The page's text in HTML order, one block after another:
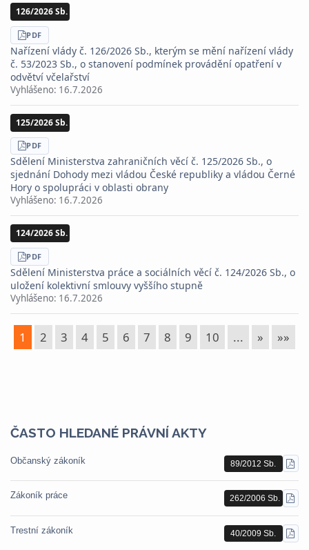
126/2026 Sb.
STÁHNOUT
PDF
Nařízení vlády č. 126/2026 Sb., kterým se mění nařízení vlády
č. 53/2023 Sb., o stanovení podmínek provádění opatření v
odvětví včelařství
Vyhlášeno: 16.7.2026
125/2026 Sb.
STÁHNOUT
PDF
Sdělení Ministerstva zahraničních věcí č. 125/2026 Sb., o
sjednání Dohody mezi vládou České republiky a vládou Černé
Hory o spolupráci v oblasti obrany
Vyhlášeno: 16.7.2026
124/2026 Sb.
STÁHNOUT
PDF
Sdělení Ministerstva práce a sociálních věcí č. 124/2026 Sb., o
uložení kolektivní smlouvy vyššího stupně
Vyhlášeno: 16.7.2026
1 2 3 4 5 6 7 8 9 10 ... » »»
ČASTO HLEDANÉ PRÁVNÍ AKTY
Občanský zákoník 89/2012 Sb.
PDF
Zákoník práce 262/2006 Sb.
PDF
Trestní zákoník 40/2009 Sb.
PDF